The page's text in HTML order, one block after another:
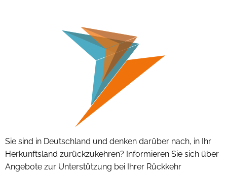
Sie sind in Deutschland und denken darüber nach, in Ihr
Herkunftsland zurückzukehren? Informieren Sie sich über
Angebote zur Unterstützung bei Ihrer Rückkehr